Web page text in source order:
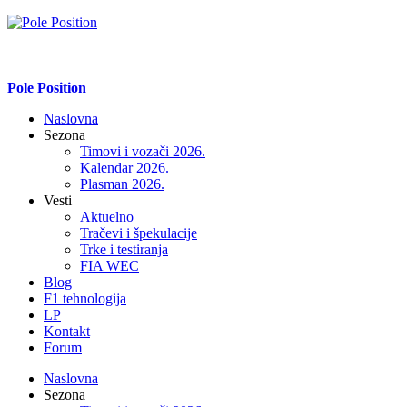
Pole Position
Naslovna
Sezona
Timovi i vozači 2026.
Kalendar 2026.
Plasman 2026.
Vesti
Aktuelno
Tračevi i špekulacije
Trke i testiranja
FIA WEC
Blog
F1 tehnologija
LP
Kontakt
Forum
Naslovna
Sezona